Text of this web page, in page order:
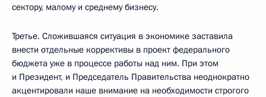
сектору, малому и среднему бизнесу.
Третье. Сложившаяся ситуация в экономике заставила
внести отдельные коррективы в проект федерального
бюджета уже в процессе работы над ним. При этом
и Президент, и Председатель Правительства неоднократно
акцентировали наше внимание на необходимости строгого